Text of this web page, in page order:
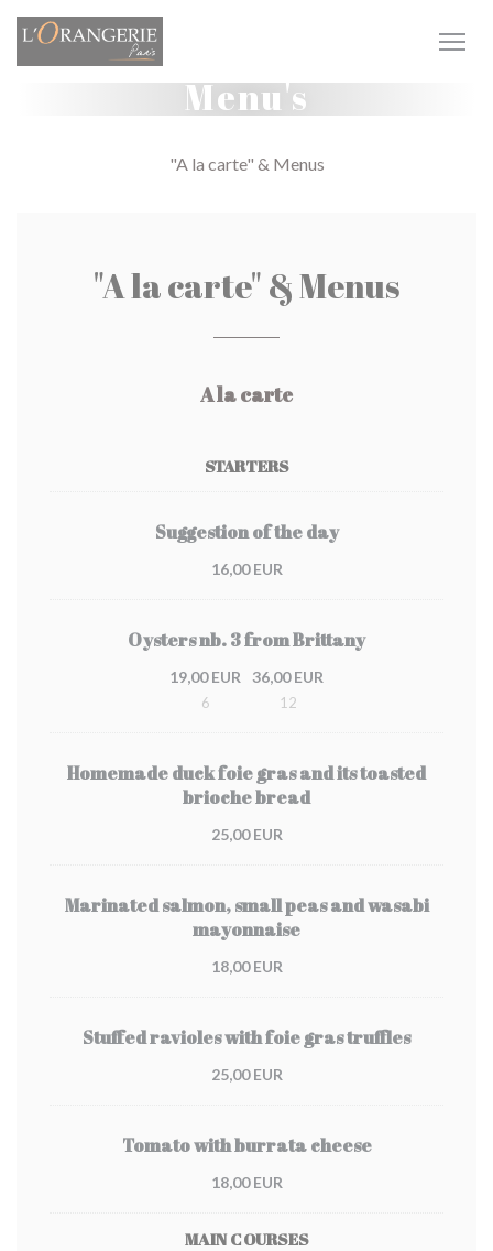
Cookies beheer paneel
Menu's
"A la carte" & Menus
"A la carte" & Menus
A la carte
STARTERS
Suggestion of the day
16,00 EUR
Oysters nb. 3 from Brittany
19,00 EUR
6
36,00 EUR
12
Homemade duck foie gras and its toasted
brioche bread
25,00 EUR
Marinated salmon, small peas and wasabi
mayonnaise
18,00 EUR
Stuffed ravioles with foie gras truffles
25,00 EUR
Tomato with burrata cheese
18,00 EUR
MAIN COURSES